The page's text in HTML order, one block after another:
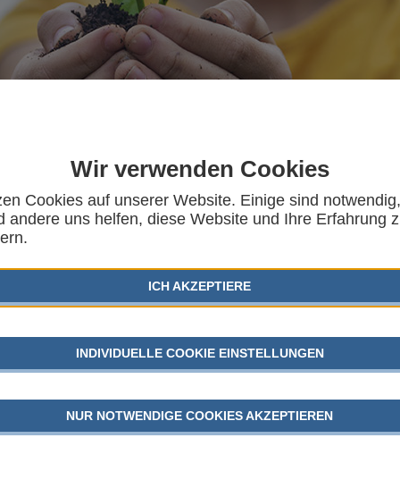
Wir verwenden Cookies
Cookies auf unserer Website. Einige sind notwendig,
andere uns helfen, diese Website und Ihre Erfahrung
ICH AKZEPTIERE
INDIVIDUELLE COOKIE EINSTELLUNGEN
NUR NOTWENDIGE COOKIES AKZEPTIEREN
Studiengänge im
Spezialisierung und
FÜR KINDER- UND
8.200 Absolventinnen und Absolventen an 451
die je nach Bundesland die Abschlüsse
SGB VIII